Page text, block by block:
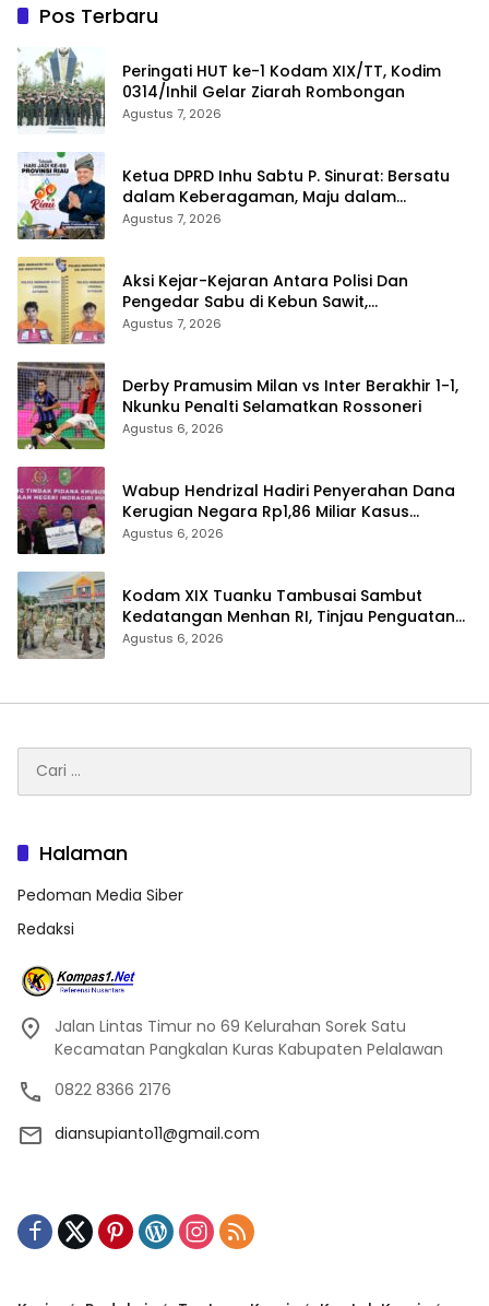
Pos Terbaru
Peringati HUT ke-1 Kodam XIX/TT, Kodim
0314/Inhil Gelar Ziarah Rombongan
Agustus 7, 2026
Ketua DPRD Inhu Sabtu P. Sinurat: Bersatu
dalam Keberagaman, Maju dalam
Pembangunan di HUT ke-69 Provinsi Riau
Agustus 7, 2026
Aksi Kejar-Kejaran Antara Polisi Dan
Pengedar Sabu di Kebun Sawit,
Satresnarkoba Polres Inhu Ringkus Dua
Agustus 7, 2026
Derby Pramusim Milan vs Inter Berakhir 1-1,
Nkunku Penalti Selamatkan Rossoneri
Agustus 6, 2026
Wabup Hendrizal Hadiri Penyerahan Dana
Kerugian Negara Rp1,86 Miliar Kasus
Korupsi BPR Indra Arta
Agustus 6, 2026
Kodam XIX Tuanku Tambusai Sambut
Kedatangan Menhan RI, Tinjau Penguatan
Yonif TP di Bengkalis dan Kampar
Agustus 6, 2026
untuk:
Halaman
Pedoman Media Siber
Redaksi
Jalan Lintas Timur no 69 Kelurahan Sorek Satu
Kecamatan Pangkalan Kuras Kabupaten Pelalawan
0822 8366 2176
diansupianto11@gmail.com